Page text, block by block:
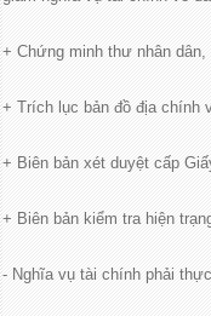
+ Chứng minh thư nhân
+ Trích lục bản đồ địa chính
+ Biên bản xét duyệt cấp
+ Biên bản kiểm tra hiện
- Nghĩa vụ tài chính phải